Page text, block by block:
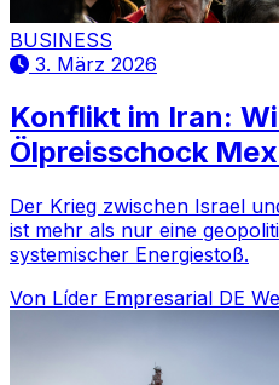
BUSINESS
3. März 2026
Konflikt im Iran:
Ölpreisschock
Der Krieg zwischen Israel
ist mehr als nur eine
systemischer Energiestoß.
Von Líder Empresarial DE